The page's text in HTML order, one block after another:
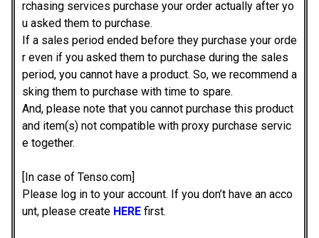
rchasing services purchase your order actually after yo
u asked them to purchase.
If a sales period ended before they purchase your orde
r even if you asked them to purchase during the sales
period, you cannot have a product. So, we recommend a
sking them to purchase with time to spare.
And, please note that you cannot purchase this product
and item(s) not compatible with proxy purchase servic
e together.
[In case of Tenso.com]
Please log in to your account. If you don’t have an acco
unt, please create HERE first.